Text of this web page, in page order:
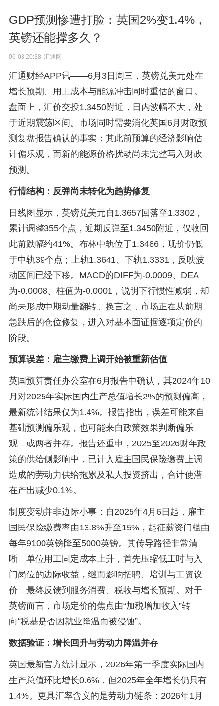
GDP预测惨遭打脸：英国2%变1.4%，
英镑还能撑多久？
06-03 20:38 汇通网
汇通财经APP讯——6月3日周三，英镑兑美元处在
增长预期、用工成本与能源冲击同时重估的窗口。
盘面上，汇价交投1.3450附近，日内波幅不大，处
于近期震荡区间。市场同时需要消化英国6月财政预
测复盘报告确认的事实：其此前预算的经济影响估
计偏乐观，而新的能源价格扰动尚未完整写入财政
预测。
行情结构：反弹尚未转化为趋势修复
日线图显示，英镑兑美元自1.3657回落至1.3302，
累计调整355个点，近期反弹至1.3450附近，仅收回
此前跌幅约41%。布林中轨位于1.3486，现价仍低
于中轨39个点；上轨1.3641、下轨1.3331，反映波
动区间已经下移。MACD的DIFF为-0.0009、DEA
为-0.0008、柱值为-0.0001，说明下行惯性减弱，却
尚未形成中期动量翻转。换言之，市场正在从前期
急跌后的仓位修复，进入对基本面证据逐项定价的
阶段。
预算误差：雇主缴费上调开始被重新估值
英国预算责任办公室在6月报告中确认，其2024年10
月对2025年实际国内生产总值增长2%的预测偏高，
最新统计结果仅为1.4%。报告指出，误差可能来自
基础预测偏乐观，也可能来自政策效果判断偏乐
观，或两者并存。报告还重申，2025至2026财年政
策的供给侧影响中，已计入雇主国民保险缴费上调
造成的劳动力供给拖累及私人投资挤出，合计使潜
在产出减少0.1%。
制度变动并非边际小事：自2025年4月6日起，雇主
国民保险缴费率由13.8%升至15%，起征薪资门槛由
每年9100英镑降至5000英镑。其传导路径非常清
晰：单位用工固定成本上升，首先压缩低工时与入
门岗位的边际收益，继而影响招聘、培训与工资议
价，最终反馈到服务消费、税收与增长预期。对于
英镑而言，市场定价的焦点由“加税增加收入”转
向“税基是否因就业降温而被侵蚀”。
数据验证：增长回升与劳动力降温并存
英国最新官方统计显示，2026年第一季度实际国内
生产总值环比增长0.6%，但2025年全年增长仍只有
1.4%。更具汇率含义的是劳动力链条：2026年1月